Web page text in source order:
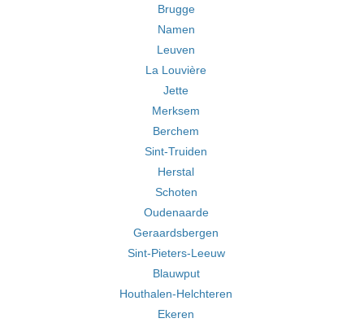
Brugge
Namen
Leuven
La Louvière
Jette
Merksem
Berchem
Sint-Truiden
Herstal
Schoten
Oudenaarde
Geraardsbergen
Sint-Pieters-Leeuw
Blauwput
Houthalen-Helchteren
Ekeren